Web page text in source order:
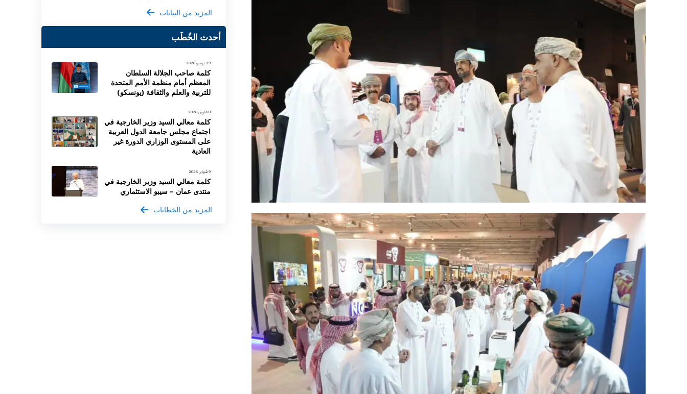
المزيد من البيانات
أحدث الخُطَب
29 يونيو 2026
كلمة صاحب الجلالة السلطان
المعظم أمام منظمة الأمم المتحدة
للتربية والعلم والثقافة (يونسكو)
8 مارس 2026
كلمة معالي السيد وزير الخارجية في
اجتماع مجلس جامعة الدول العربية
على المستوى الوزاري الدورة غير
العادية
9 فبراير 2026
كلمة معالي السيد وزير الخارجية في
منتدى عمان – سيبو الاستثماري
المزيد من الخطابات